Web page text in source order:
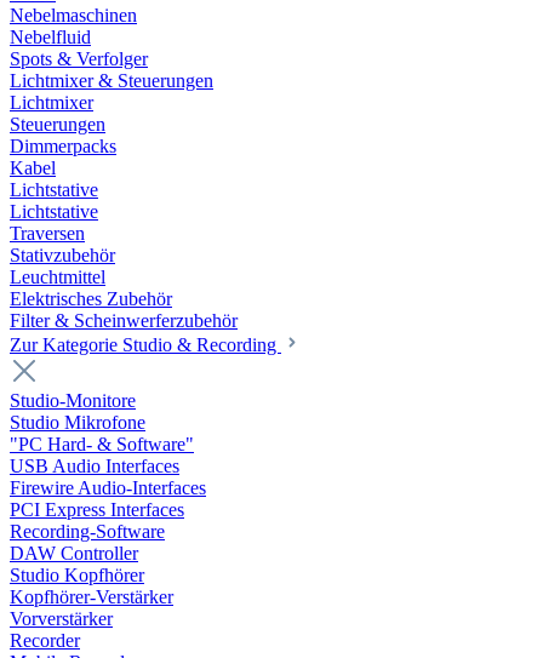
Nebelmaschinen
Nebelfluid
Spots & Verfolger
Lichtmixer & Steuerungen
Lichtmixer
Steuerungen
Dimmerpacks
Kabel
Lichtstative
Lichtstative
Traversen
Stativzubehör
Leuchtmittel
Elektrisches Zubehör
Filter & Scheinwerferzubehör
Zur Kategorie Studio & Recording
Studio-Monitore
Studio Mikrofone
"PC Hard- & Software"
USB Audio Interfaces
Firewire Audio-Interfaces
PCI Express Interfaces
Recording-Software
DAW Controller
Studio Kopfhörer
Kopfhörer-Verstärker
Vorverstärker
Recorder